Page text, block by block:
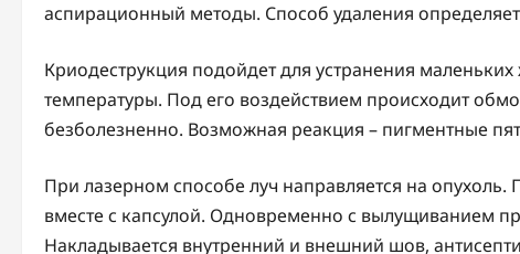
аспирационный методы. Способ удаления
Криодеструкция подойдет для устранения
температуры. Под его воздействием происходит
безболезненно. Возможная реакция – пигментные
При лазерном способе луч направляется на
вместе с капсулой. Одновременно с вылущиванием
Накладывается внутренний и внешний шов,